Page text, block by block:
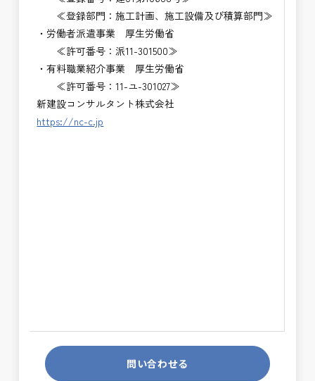
≪登録部門：施工計画、施工設備及び積算部門≫
・労働者派遣事業 厚生労働省
≪許可番号：派11-301500≫
・有料職業紹介事業 厚生労働省
≪許可番号：11-ユ-301027≫
新建設コンサルタント株式会社
https://nc-c.jp
問い合わせる